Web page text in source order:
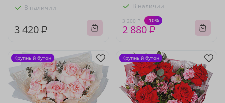
В наличии
3 420 ₽
В наличии
3 200 ₽ -10%
2 880 ₽
Крупный бутон Крупный бутон